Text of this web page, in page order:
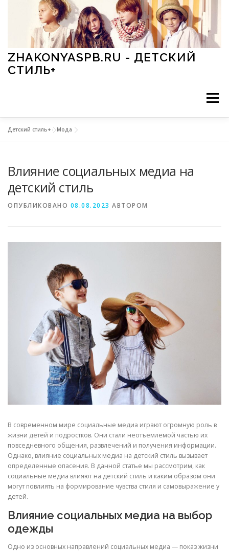
Перейти к содержимому
ZHAKONYASPB.RU - ДЕТСКИЙ
СТИЛЬ+
Меню
ПРАЗДНИКИ СТИЛЬ СТАТЬИ
Детский стиль+ »Мода
Влияние социальных медиа на
детский стиль
ОПУБЛИКОВАНО 08.08.2023 АВТОРОМ
В современном мире социальные медиа играют огромную роль в
жизни детей и подростков. Они стали неотъемлемой частью их
повседневного общения, развлечений и получения информации.
Однако, влияние социальных медиа на детский стиль вызывает
определенные опасения. В данной статье мы рассмотрим, как
социальные медиа влияют на детский стиль и каким образом они
могут повлиять на формирование чувства стиля и самовыражение у
детей.
Влияние социальных медиа на выбор
одежды
Одно из основных направлений социальных медиа — показ жизни